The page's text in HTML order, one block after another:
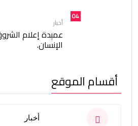
04
أخبار
عميدة إعلام
الإنسان.
أقسام الموقع
أخبار